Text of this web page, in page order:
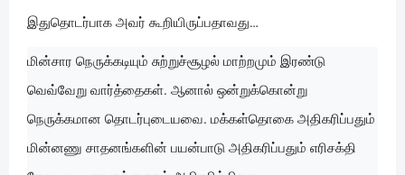
இதுதொடர்பாக அவர் கூறியிருப்பதாவது…
மின்சார நெருக்கடியும் சுற்றுச்சூழல் மாற்றமும் இரண்டு
வெவ்வேறு வார்த்தைகள். ஆனால் ஒன்றுக்கொன்று
நெருக்கமான தொடர்புடையவை. மக்கள்தொகை அதிகரிப்பதும்
மின்னணு சாதனங்களின் பயன்பாடு அதிகரிப்பதும் எரிசக்தி